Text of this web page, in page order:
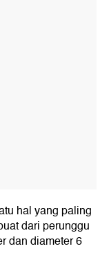
hal yang paling
dari perunggu
dan diameter 6